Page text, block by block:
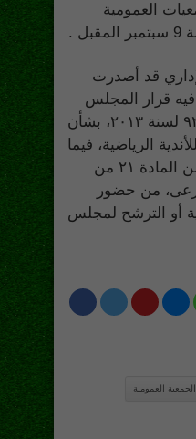
العمومية
9 سبتمبر المقبل .
قد أصدرت
أبطلت فيه قرار المجلس
القومى للرياضة رقم ٩٢٩ لسنة ٢٠١٣، بشأن
الرياضية، فيما
تضمنته الفقرة الأولى من المادة ٢١ من
من حضور
أو الترشح لمجلس
الجمعية العمومية